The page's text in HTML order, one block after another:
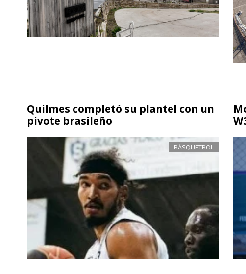
Quilmes completó su plantel con un
pivote brasileño
BÁSQUETBOL